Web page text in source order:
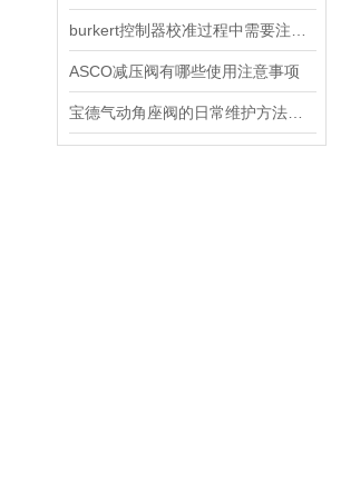
ASCO减压阀有哪些使用注意事项